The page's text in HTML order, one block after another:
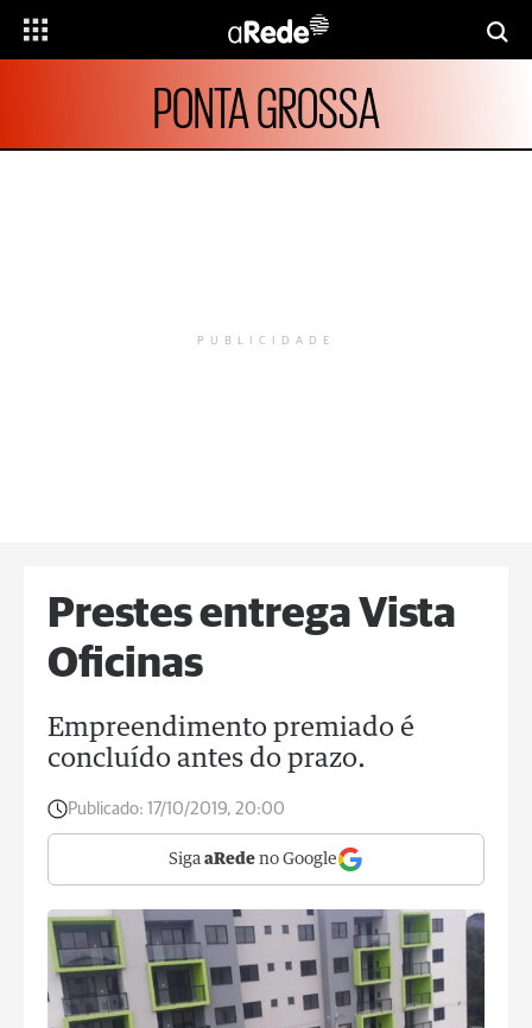
PONTA GROSSA
PUBLICIDADE
Prestes entrega Vista
Oficinas
Empreendimento premiado é
concluído antes do prazo.
Publicado: 17/10/2019, 20:00
Siga aRede no Google